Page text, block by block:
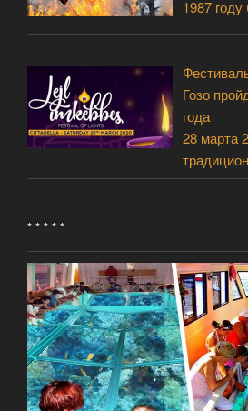
1987
Гозо
года
28 марта
* * * * *